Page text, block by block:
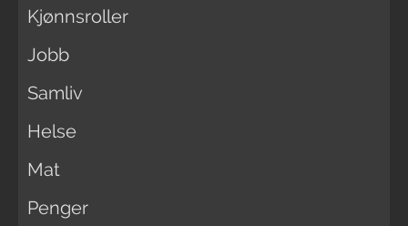
Kjønnsroller
Jobb
Samliv
Helse
Mat
Penger